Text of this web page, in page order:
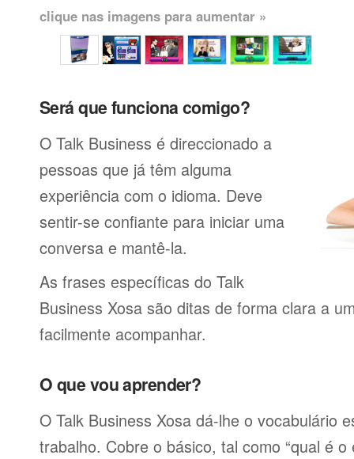
clique nas imagens para aumentar »
Será que funciona comigo?
O Talk Business é direccionado a
pessoas que já têm alguma
experiência com o idioma. Deve
sentir-se confiante para iniciar uma
conversa e mantê-la.
As frases específicas do Talk
Business Xosa são ditas de forma clara a
facilmente acompanhar.
O que vou aprender?
O Talk Business Xosa dá-lhe o vocabulário
trabalho. Cobre o básico, tal como “qual é